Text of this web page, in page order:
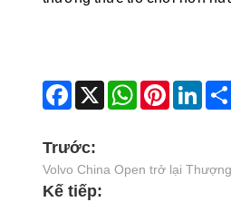
Facebook
X WhatsAppPinterest
Trước:
Volvo China Open trở lại
Kế tiếp: